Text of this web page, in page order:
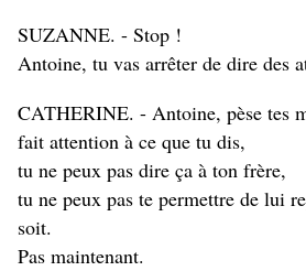
SUZANNE. - Stop !
Antoine, tu vas arrêter de dire des
CATHERINE. - Antoine, pèse tes
fait attention à ce que tu dis,
tu ne peux pas dire ça à ton frère,
tu ne peux pas te permettre de lui
soit.
Pas maintenant.